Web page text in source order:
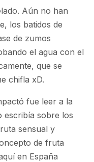
Aún no han
los batidos de
de zumos
el agua con el
que se
chifla xD.
fue leer a la
escribía sobre los
sensual y
de fruta
en España